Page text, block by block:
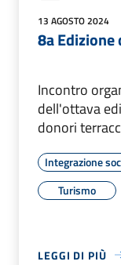
13 AGOSTO 2024
8a
Incontro
dell'ottava
donori
Integrazione
Turismo
LEGGI DI PIÙ